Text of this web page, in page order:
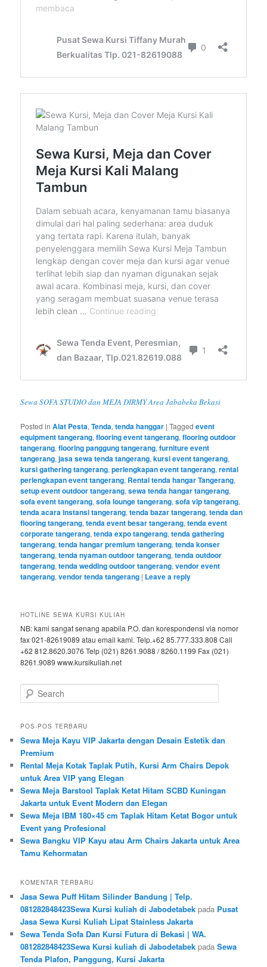
Sewa SOFA STUDIO dan MEJA DIRMY Area Jababeka Bekasi
Posted in Alat Pesta,Tenda,tenda hanggar |Tagged event
equipment tangerang,flooring event tangerang,flooring outdoor
tangerang,flooring panggung tangerang,furniture event
tangerang,jasa sewa tenda tangerang,kursi event tangerang,
kursi gathering tangerang,perlengkapan event tangerang,rental
perlengkapan event tangerang, Rental tenda hangar Tangerang,
setup event outdoor tangerang,sewa tenda hangar tangerang,
sofa event tangerang,sofa lounge tangerang,sofa vip tangerang,
tenda acara instansi tangerang,tenda bazar tangerang,tenda dan
flooring tangerang,tenda event besar tangerang,tenda event
corporate tangerang,tenda expo tangerang,tenda gathering
tangerang,tenda hangar premium tangerang,tenda konser
tangerang,tenda nyaman outdoor tangerang,tenda outdoor
tangerang,tenda wedding outdoor tangerang,vendor event
tangerang,vendor tenda tangerang | Leave a reply
HOTLINE SEWA KURSI KULIAH
NB: kami sangat senang apabila P.O. dan korespondensi via nomor
fax 021-82619089 atau email kami. Telp.+62 85.777.333.808 Call
+62 812.8620.3076 Telp (021) 8261.9088 / 8260.1199 Fax (021)
8261.9089 www.kursikuliah.net
Search
POS-POS TERBARU
Sewa Meja Kayu VIP Jakarta dengan Desain Estetik dan
Premium
Rental Meja Kotak Taplak Putih, Kursi Arm Chairs Depok
untuk Area VIP yang Elegan
Sewa Meja Barstool Taplak Ketat Hitam SCBD Kuningan
Jakarta untuk Event Modern dan Elegan
Sewa Meja IBM 180×45 cm Taplak Hitam Ketat Bogor untuk
Event yang Profesional
Sewa Bangku VIP Kayu atau Arm Chairs Jakarta untuk Area
Tamu Kehormatan
KOMENTAR TERBARU
Jasa Sewa Puff Hitam Silinder Bandung | Telp.
081282848423Sewa Kursi kuliah di Jabodetabek pada Pusat
Jasa Sewa Kursi Kuliah Lipat Stainless Jakarta
Sewa Tenda Sofa Dan Kursi Futura di Bekasi | WA.
081282848423Sewa Kursi kuliah di Jabodetabek padaSewa
Tenda Plafon, Panggung, Kursi Jakarta